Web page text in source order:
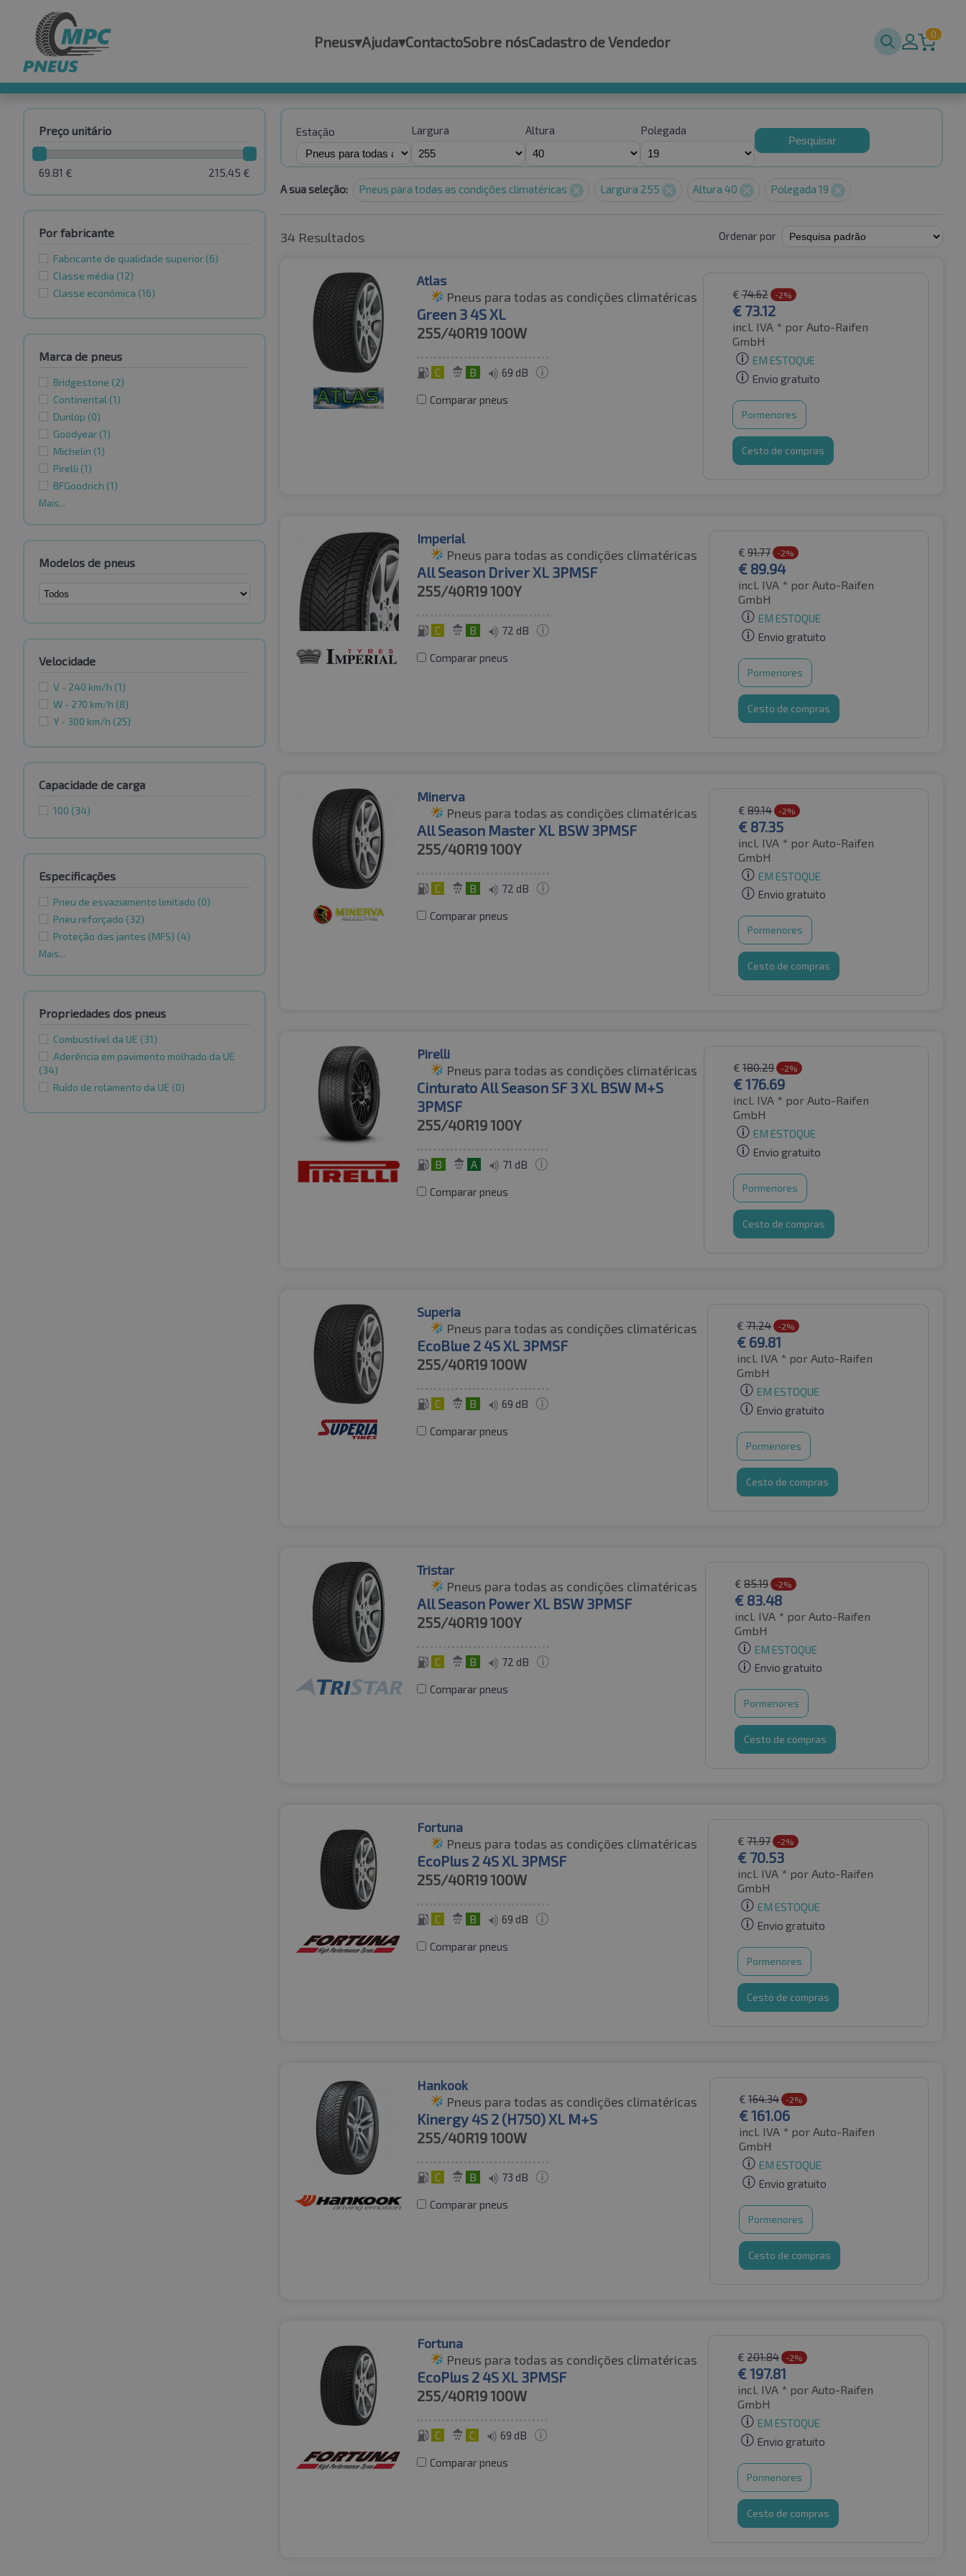
Pneus▾Ajuda▾ContactoSobre nósCadastro de Vendedor 0
Preço unitário
215.45 €
69.81 €
Por fabricante
Fabricante de qualidade superior (6)
Classe média (12)
Classe económica (16)
Marca de pneus
Bridgestone (2)
Continental (1)
Dunlop (0)
Goodyear (1)
Michelin (1)
Pirelli (1)
BFGoodrich (1)
Mais...
Modelos de pneus
Velocidade
V - 240 km/h (1)
W - 270 km/h (8)
Y - 300 km/h (25)
Capacidade de carga
100 (34)
Especificações
Pneu de esvaziamento limitado (0)
Pneu reforçado (32)
Proteção das jantes (MFS) (4)
Mais...
Propriedades dos pneus
Combustível da UE (31)
Aderência em pavimento molhado da UE
(34)
Ruído de rolamento da UE (0)
Estação Largura Altura Polegada
Pesquisar
A sua seleção: Pneus para todas as condições climatéricas Largura 255 Altura 40 Polegada 19
34 Resultados Ordenar por
Atlas
Pneus para todas as condições climatéricas
Green 3 4S XL
255/40R19100W
C B 69 dB
Comparar pneus
€ 74.62 -2%
€ 73.12
incl. IVA * por Auto-Raifen
GmbH
EM ESTOQUE
Envio gratuito
Pormenores
Cesto de compras
Imperial
Pneus para todas as condições climatéricas
All Season Driver XL 3PMSF
255/40R19100Y
C B 72 dB
Comparar pneus
€ 91.77 -2%
€ 89.94
incl. IVA * por Auto-Raifen
GmbH
EM ESTOQUE
Envio gratuito
Pormenores
Cesto de compras
Minerva
Pneus para todas as condições climatéricas
All Season Master XL BSW 3PMSF
255/40R19100Y
C B 72 dB
Comparar pneus
€ 89.14 -2%
€ 87.35
incl. IVA * por Auto-Raifen
GmbH
EM ESTOQUE
Envio gratuito
Pormenores
Cesto de compras
Pirelli
Pneus para todas as condições climatéricas
Cinturato All Season SF 3 XL BSW M+S
3PMSF
255/40R19100Y
B A 71 dB
Comparar pneus
€ 180.29 -2%
€176.69
incl. IVA * por Auto-Raifen
GmbH
EM ESTOQUE
Envio gratuito
Pormenores
Cesto de compras
Superia
Pneus para todas as condições climatéricas
EcoBlue 2 4S XL 3PMSF
255/40R19100W
C B 69 dB
Comparar pneus
€ 71.24 -2%
€ 69.81
incl. IVA * por Auto-Raifen
GmbH
EM ESTOQUE
Envio gratuito
Pormenores
Cesto de compras
Tristar
Pneus para todas as condições climatéricas
All Season Power XL BSW 3PMSF
255/40R19100Y
C B 72 dB
Comparar pneus
€ 85.19 -2%
€ 83.48
incl. IVA * por Auto-Raifen
GmbH
EM ESTOQUE
Envio gratuito
Pormenores
Cesto de compras
Fortuna
Pneus para todas as condições climatéricas
EcoPlus 2 4S XL 3PMSF
255/40R19100W
C B 69 dB
Comparar pneus
€ 71.97 -2%
€ 70.53
incl. IVA * por Auto-Raifen
GmbH
EM ESTOQUE
Envio gratuito
Pormenores
Cesto de compras
Hankook
Pneus para todas as condições climatéricas
Kinergy 4S 2 (H750) XL M+S
255/40R19100W
C B 73 dB
Comparar pneus
€ 164.34 -2%
€161.06
incl. IVA * por Auto-Raifen
GmbH
EM ESTOQUE
Envio gratuito
Pormenores
Cesto de compras
Fortuna
Pneus para todas as condições climatéricas
EcoPlus 2 4S XL 3PMSF
255/40R19100W
C C 69 dB
Comparar pneus
€ 201.84 -2%
€197.81
incl. IVA * por Auto-Raifen
GmbH
EM ESTOQUE
Envio gratuito
Pormenores
Cesto de compras